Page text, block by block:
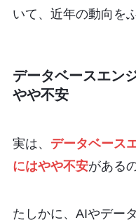
いて、近年の動向を
データベースエン
やや不安
実は、 データベース
にはやや不安がある
たしかに、AIやデー